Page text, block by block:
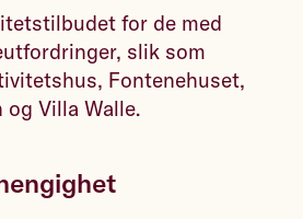
for de med
slik som
Fontenehuset,
og Villa Walle.